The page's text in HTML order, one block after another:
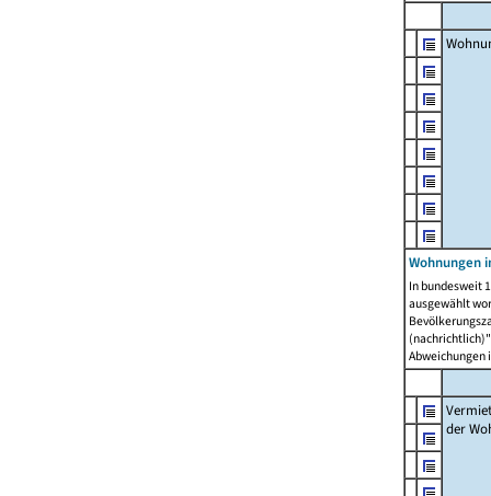
Wohnungen
In bundesweit
ausgewählt
Abweichungen
der